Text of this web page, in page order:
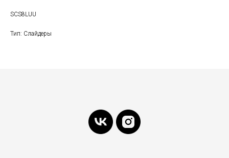
SCS8LUU
Тип: Слайдеры